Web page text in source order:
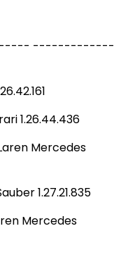
-------------
1.26.44.436
Mercedes
1.27.21.835
Mercedes